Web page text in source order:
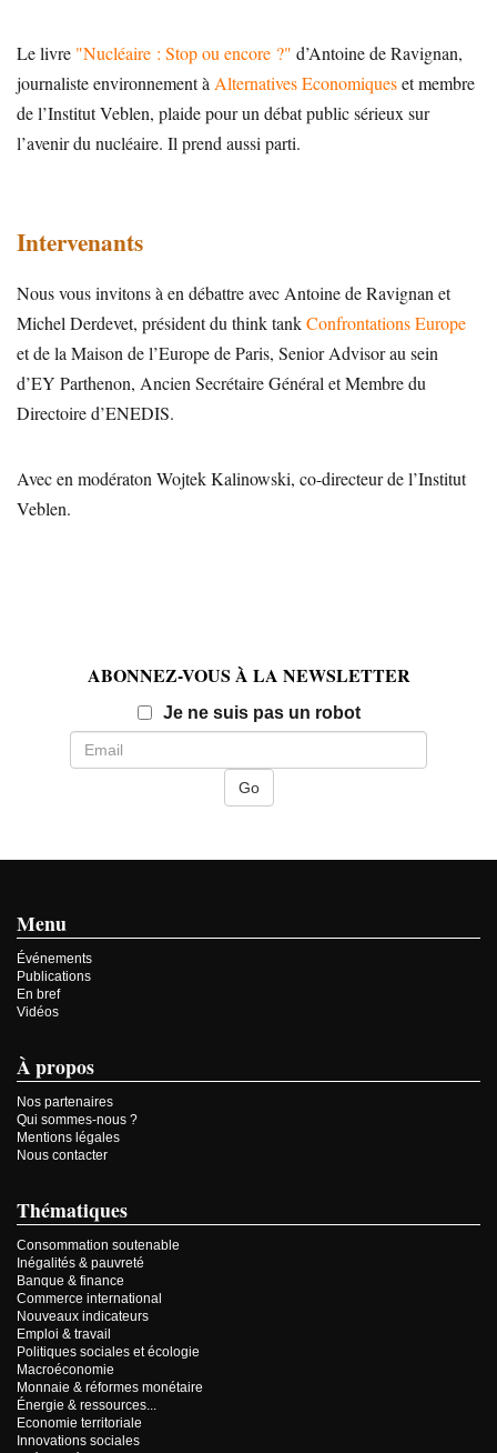
Le livre "Nucléaire : Stop ou encore ?" d’Antoine de Ravignan,
journaliste environnement à Alternatives Economiqueset membre
de l’Institut Veblen, plaide pour un débat public sérieux sur
l’avenir du nucléaire. Il prend aussi parti.
Intervenants
Nous vous invitons à en débattre avec Antoine de Ravignan et
Michel Derdevet, président du think tankConfrontations Europe
et de la Maison de l’Europe de Paris, Senior Advisor au sein
d’EY Parthenon, Ancien Secrétaire Général et Membre du
Directoire d’ENEDIS.
Avec en modératon Wojtek Kalinowski, co-directeur de l’Institut
Veblen.
ABONNEZ-VOUS À LA NEWSLETTER
Je ne suis pas un robotEmail
Menu
Événements
Publications
En bref
Vidéos
À propos
Nos partenaires
Qui sommes-nous ?
Mentions légales
Nous contacter
Thématiques
Consommation soutenable
Inégalités & pauvreté
Banque & finance
Commerce international
Nouveaux indicateurs
Emploi & travail
Politiques sociales et écologie
Macroéconomie
Monnaie & réformes monétaire
Énergie & ressources...
Economie territoriale
Innovations sociales